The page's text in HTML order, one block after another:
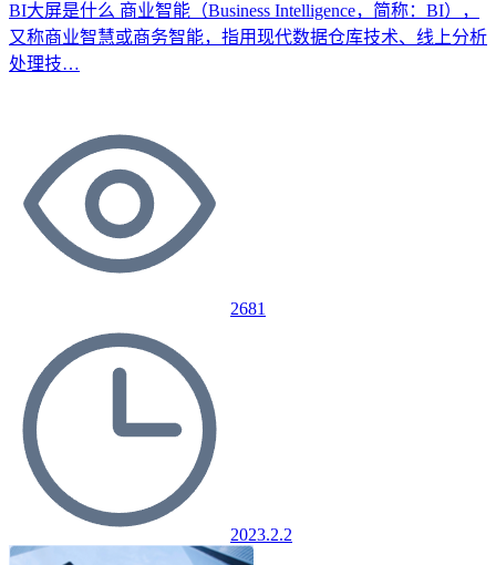
BI大屏是什么 商业智能（Business Intelligence，简称：BI），
又称商业智慧或商务智能，指用现代数据仓库技术、线上分析
处理技…
2681
2023.2.2